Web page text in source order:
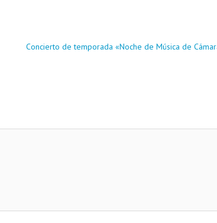
Concierto de temporada «Noche de Música de